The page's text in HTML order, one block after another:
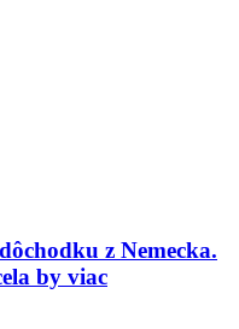
z Nemecka.
by viac